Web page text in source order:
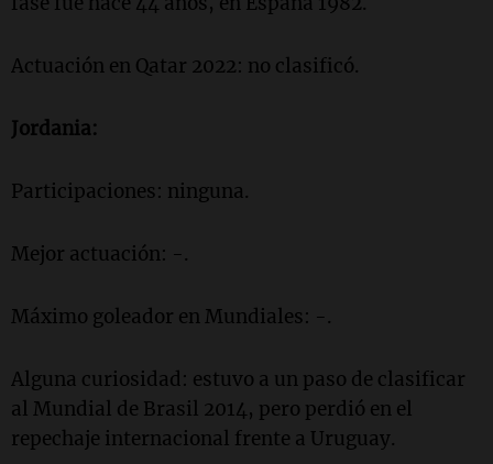
Actuación en Qatar 2022: no clasificó.
Jordania:
Participaciones: ninguna.
Mejor actuación: -.
Máximo goleador en Mundiales: -.
Alguna curiosidad: estuvo a un paso de clasificar
al Mundial de Brasil 2014, pero perdió en el
repechaje internacional frente a Uruguay.